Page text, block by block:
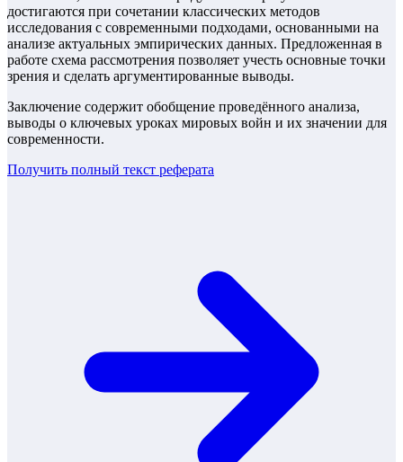
достигаются при сочетании классических методов
исследования с современными подходами, основанными на
анализе актуальных эмпирических данных. Предложенная в
работе схема рассмотрения позволяет учесть основные точки
зрения и сделать аргументированные выводы.
Заключение содержит обобщение проведённого анализа,
выводы о ключевых уроках мировых войн и их значении для
современности.
Получить полный текст реферата